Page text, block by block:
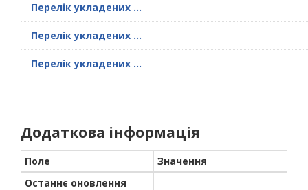
Перелік укладених ...
Перелік укладених ...
Перелік укладених ...
Додаткова інформація
Поле
Значення
Останнє оновлення